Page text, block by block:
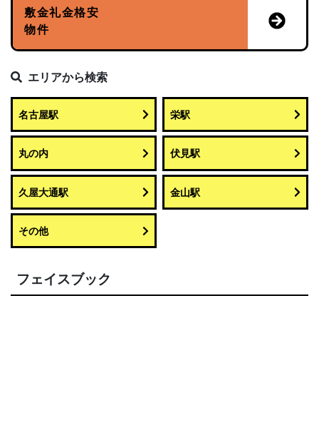
敷金礼金格安
物件
エリアから検索
名古屋駅 栄駅
丸の内 伏見駅
久屋大通駅 金山駅
その他
フェイスブック